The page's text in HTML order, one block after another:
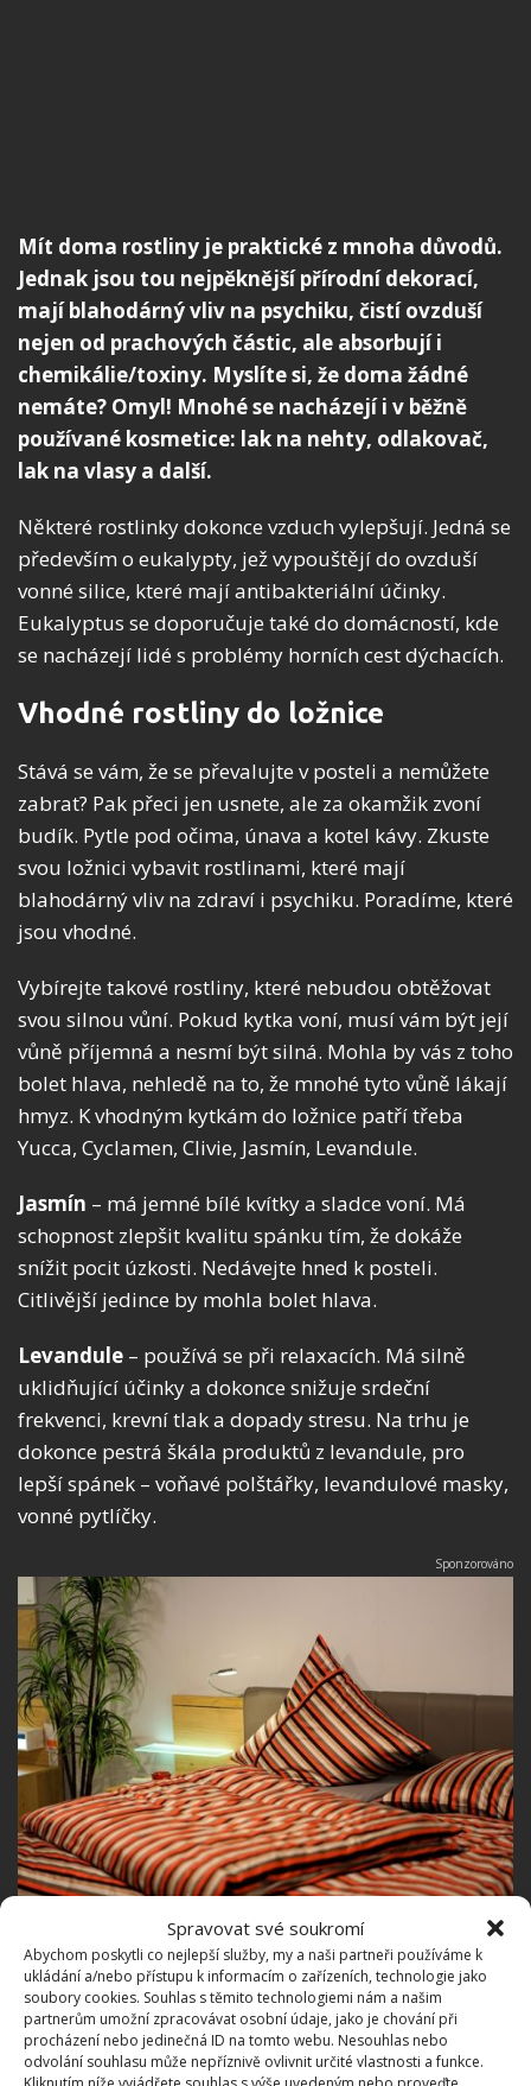
Spravovat své soukromí
Abychom poskytli co nejlepší služby, my a naši partneři používáme k
ukládání a/nebo přístupu k informacím o zařízeních, technologie jako
soubory cookies. Souhlas s těmito technologiemi nám a našim
partnerům umožní zpracovávat osobní údaje, jako je chování při
procházení nebo jedinečná ID na tomto webu. Nesouhlas nebo
odvolání souhlasu může nepříznivě ovlivnit určité vlastnosti a funkce.
Mít doma rostliny je praktické z mnoha důvodů.
Jednak jsou tou nejpěknější přírodní dekorací,
mají blahodárný vliv na psychiku, čistí ovzduší
nejen od prachových částic, ale absorbují i
chemikálie/toxiny. Myslíte si, že doma žádné
nemáte? Omyl! Mnohé se nacházejí i v běžně
používané kosmetice: lak na nehty, odlakovač,
lak na vlasy a další.
Některé rostlinky dokonce vzduch vylepšují. Jedná se
především o eukalypty, jež vypouštějí do ovzduší
vonné silice, které mají antibakteriální účinky.
Eukalyptus se doporučuje také do domácností, kde
se nacházejí lidé s problémy horních cest dýchacích.
Vhodné rostliny do ložnice
Stává se vám, že se převalujte v posteli a nemůžete
zabrat? Pak přeci jen usnete, ale za okamžik zvoní
budík. Pytle pod očima, únava a kotel kávy. Zkuste
svou ložnici vybavit rostlinami, které mají
blahodárný vliv na zdraví i psychiku. Poradíme, které
jsou vhodné.
Vybírejte takové rostliny, které nebudou obtěžovat
svou silnou vůní. Pokud kytka voní, musí vám být její
vůně příjemná a nesmí být silná. Mohla by vás z toho
bolet hlava, nehledě na to, že mnohé tyto vůně lákají
hmyz. K vhodným kytkám do ložnice patří třeba
Yucca, Cyclamen, Clivie, Jasmín, Levandule.
Jasmín – má jemné bílé kvítky a sladce voní. Má
schopnost zlepšit kvalitu spánku tím, že dokáže
snížit pocit úzkosti. Nedávejte hned k posteli.
Citlivější jedince by mohla bolet hlava.
Levandule – používá se při relaxacích. Má silně
uklidňující účinky a dokonce snižuje srdeční
frekvenci, krevní tlak a dopady stresu. Na trhu je
dokonce pestrá škála produktů z levandule, pro
lepší spánek – voňavé polštářky, levandulové masky,
vonné pytlíčky.
Na co si dát pozor?
Mimo těch silně aromatických se vyhýbejte
rostlinám s ostrými a pichlavými listy, jako jsou
například kaktusy. Traduje se o nich, že mají sice